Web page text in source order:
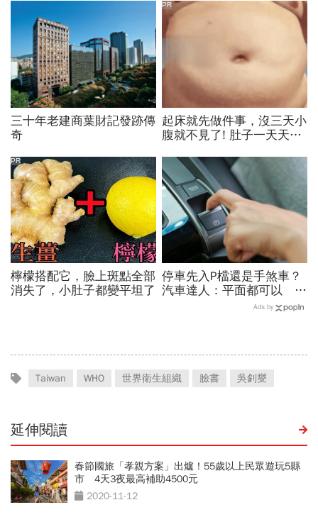
三十年老建商葉財記發跡傳
奇
起床就先做件事，沒三天小
腹就不見了! 肚子一天天變
PR
檸檬搭配它，臉上斑點全部
消失了，小肚子都變平坦了
PR
停車先入P檔還是手煞車？
汽車達人：平面都可以 斜
Ads by
Taiwan WHO 世界衛生組織 臉書 吳釗燮
延伸閱讀
春節國旅「孝親方案」出爐！55歲以上民眾遊玩5縣
市 4天3夜最高補助4500元
2020-11-12